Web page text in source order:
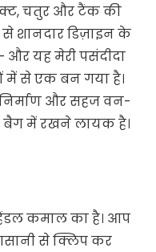
चतुर और टैंक की
शानदार डिज़ाइन के
और यह मेरी पसंदीदा
में से एक बन गया है।
और सहज वन-
में रखने लायक है।
कमाल का है। आप
से क्लिप कर